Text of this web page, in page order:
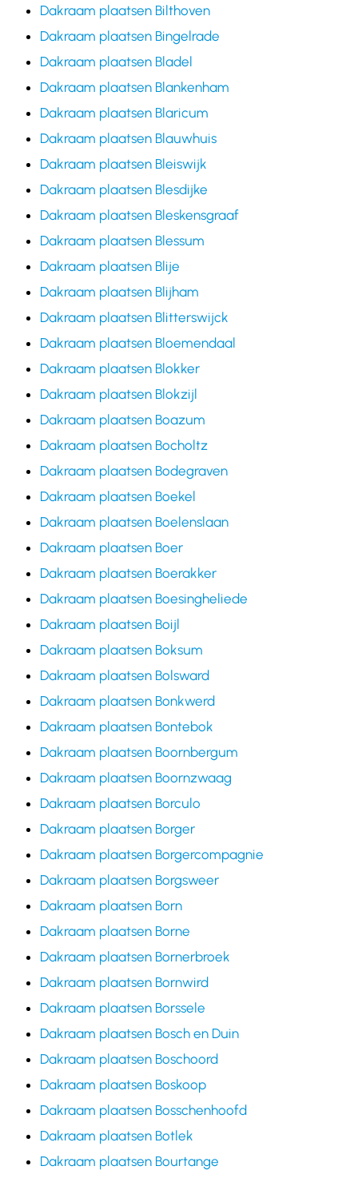
Dakraam plaatsen Bilthoven
Dakraam plaatsen Bingelrade
Dakraam plaatsen Bladel
Dakraam plaatsen Blankenham
Dakraam plaatsen Blaricum
Dakraam plaatsen Blauwhuis
Dakraam plaatsen Bleiswijk
Dakraam plaatsen Blesdijke
Dakraam plaatsen Bleskensgraaf
Dakraam plaatsen Blessum
Dakraam plaatsen Blije
Dakraam plaatsen Blijham
Dakraam plaatsen Blitterswijck
Dakraam plaatsen Bloemendaal
Dakraam plaatsen Blokker
Dakraam plaatsen Blokzijl
Dakraam plaatsen Boazum
Dakraam plaatsen Bocholtz
Dakraam plaatsen Bodegraven
Dakraam plaatsen Boekel
Dakraam plaatsen Boelenslaan
Dakraam plaatsen Boer
Dakraam plaatsen Boerakker
Dakraam plaatsen Boesingheliede
Dakraam plaatsen Boijl
Dakraam plaatsen Boksum
Dakraam plaatsen Bolsward
Dakraam plaatsen Bonkwerd
Dakraam plaatsen Bontebok
Dakraam plaatsen Boornbergum
Dakraam plaatsen Boornzwaag
Dakraam plaatsen Borculo
Dakraam plaatsen Borger
Dakraam plaatsen Borgercompagnie
Dakraam plaatsen Borgsweer
Dakraam plaatsen Born
Dakraam plaatsen Borne
Dakraam plaatsen Bornerbroek
Dakraam plaatsen Bornwird
Dakraam plaatsen Borssele
Dakraam plaatsen Bosch en Duin
Dakraam plaatsen Boschoord
Dakraam plaatsen Boskoop
Dakraam plaatsen Bosschenhoofd
Dakraam plaatsen Botlek
Dakraam plaatsen Bourtange